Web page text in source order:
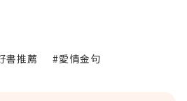
書推薦 #愛情金句